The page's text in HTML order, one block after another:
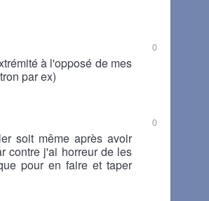
0
à l'opposé de mes
par ex)
0
soit même après avoir
contre j'ai horreur de les
pour en faire et taper